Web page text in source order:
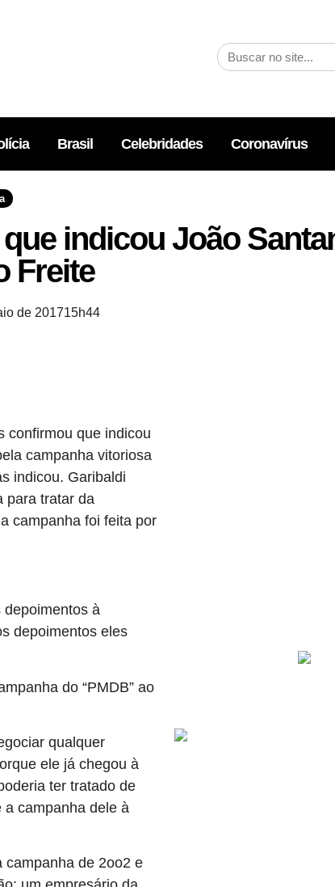
Brasil Celebridades Coronavírus
indicou João
Freite
de 201715h44
confirmou que indicou
campanha vitoriosa
indicou. Garibaldi
para tratar da
campanha foi feita por
depoimentos à
depoimentos eles
do “PMDB” ao
qualquer
ele já chegou à
ter tratado de
campanha dele à
campanha de 2oo2 e